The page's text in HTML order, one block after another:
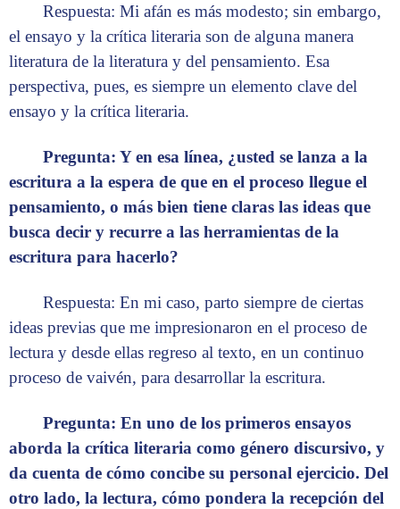
Respuesta: Mi afán es más modesto; sin embargo,
el ensayo y la crítica literaria son de alguna manera
literatura de la literatura y del pensamiento. Esa
perspectiva, pues, es siempre un elemento clave del
ensayo y la crítica literaria.
Pregunta: Y en esa línea, ¿usted se lanza a la
escritura a la espera de que en el proceso llegue el
pensamiento, o más bien tiene claras las ideas que
busca decir y recurre a las herramientas de la
escritura para hacerlo?
Respuesta: En mi caso, parto siempre de ciertas
ideas previas que me impresionaron en el proceso de
lectura y desde ellas regreso al texto, en un continuo
proceso de vaivén, para desarrollar la escritura.
Pregunta: En uno de los primeros ensayos
aborda la crítica literaria como género discursivo, y
da cuenta de cómo concibe su personal ejercicio. Del
otro lado, la lectura, cómo pondera la recepción del